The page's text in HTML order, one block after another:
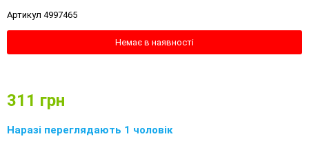
Артикул 4997465
Немає в наявності
311 грн
Наразі переглядають 1 чоловік